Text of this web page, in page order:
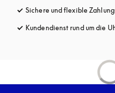
Sichere und flexible
Kundendienst rund um die